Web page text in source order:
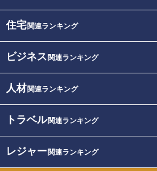
住宅関連ランキング
ビジネス 関連ランキング
人材関連ランキング
トラベル関連ランキング
レジャー関連ランキング